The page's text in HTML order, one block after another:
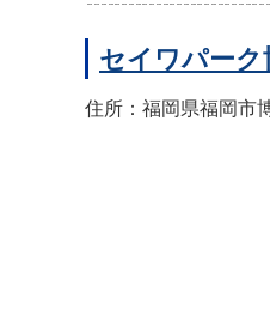
セイワパー
住所：福岡県福岡市